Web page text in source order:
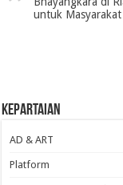
untuk Masyarakat
Kepartaian
AD & ART
Platform